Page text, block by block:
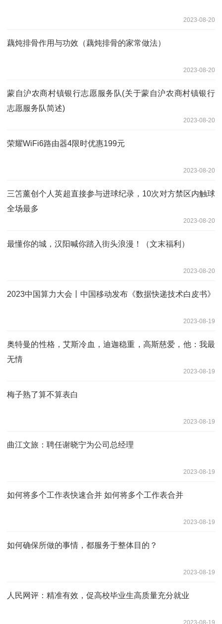
2023-08-20
藕炖排骨作用与功效（藕炖排骨的家常做法）
2023-08-20
蒙自沪农商村镇银行志愿服务队(关于蒙自沪农商村镇银行
志愿服务队简述)
2023-08-20
荣耀WiFi6路由器4限时优惠199元
2023-08-20
三笘薰创个人英超直接参与进球纪录，10次对方禁区内触球
全场最多
2023-08-20
最懂你的城，汉阳喊你踏入街头浪漫！（文末福利）
2023-08-20
2023中国算力大会丨中国移动发布《数据快递技术白皮书》
2023-08-19
奥特曼的性格，艾斯冷血，迪迦稳重，高斯慈爱，他：我最
无情
2023-08-19
梅子熟了算不算表白
2023-08-19
曲江文旅：聘任谢晓宁为公司总经理
2023-08-19
如何将多个工作表快速合并 如何将多个工作表合并
2023-08-19
如何确保所做的事情，都服务于整体目的？
2023-08-19
人民网评：精准有效，促高校毕业生高质量充分就业
2023-08-19